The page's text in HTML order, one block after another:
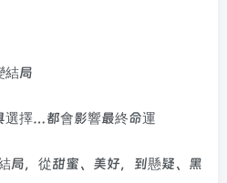
結局
選擇…都會影響最終命運
局，從甜蜜、美好，到懸疑、黑